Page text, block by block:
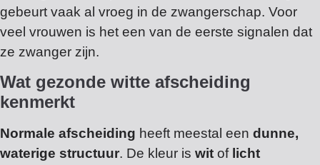
gebeurt vaak al vroeg in de zwangerschap. Voor
veel vrouwen is het een van de eerste signalen dat
ze zwanger zijn.
Wat gezonde witte afscheiding
kenmerkt
Normale afscheiding heeft meestal een dunne,
waterige structuur. De kleur is wit of licht